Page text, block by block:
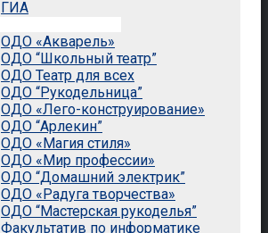
ГИА
ОДО «Акварель»
ОДО “Школьный театр”
ОДО Театр для всех
ОДО “Рукодельница”
ОДО «Лего-конструирование»
ОДО “Арлекин”
ОДО «Магия стиля»
ОДО «Мир профессии»
ОДО “Домашний электрик”
ОДО «Радуга творчества»
ОДО “Мастерская рукоделья”
Факультатив по информатике